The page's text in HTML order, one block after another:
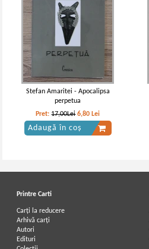
Stefan Amaritei - Apocalipsa
perpetua
Pret:17,00Lei 6,80 Lei
Adaugă în coș
Printre Carti
Carți la reducere
Arhivă carți
Autori
Edituri